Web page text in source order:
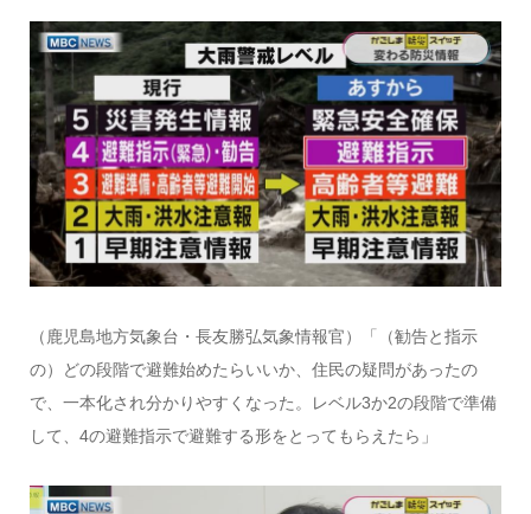
（鹿児島地方気象台・長友勝弘気象情報官）「（勧告と指示
の）どの段階で避難始めたらいいか、住民の疑問があったの
で、一本化され分かりやすくなった。レベル3か2の段階で準備
して、4の避難指示で避難する形をとってもらえたら」